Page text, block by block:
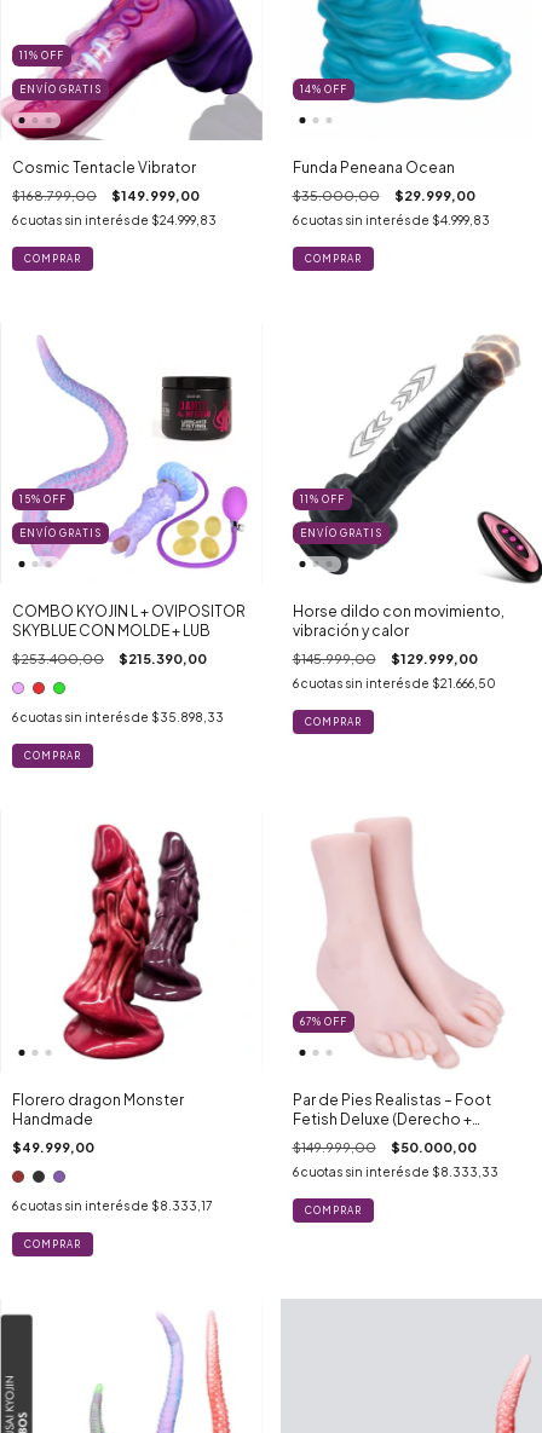
11 % OFF
ENVÍO GRATIS
Cosmic Tentacle Vibrator
$168.799,00 $149.999,00
6cuotas sin interés de $24.999,83
14% OFF
Funda Peneana Ocean
$35.000,00 $29.999,00
6 cuotas sin interés de $4.999,83
15% OFF
ENVÍO GRATIS
COMBO KYOJIN L + OVIPOSITOR
SKYBLUE CON MOLDE + LUB
$253.400,00 $215.390,00
6cuotas sin interés de $35.898,33
COMPRAR
11 % OFF
ENVÍO GRATIS
Horse dildo con movimiento,
vibración y calor
$145.999,00 $129.999,00
6 cuotas sin interés de $21.666,50
Florero dragon Monster
Handmade
$49.999,00
6cuotas sin interés de $8.333,17
COMPRAR
67% OFF
Par de Pies Realistas – Foot
Fetish Deluxe (Derecho +
Izquierdo)
$149.999,00 $50.000,00
6 cuotas sin interés de $8.333,33